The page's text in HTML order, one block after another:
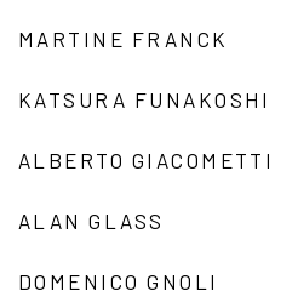
MARTINE FRANCK
KATSURA FUNAKOSHI
ALBERTO GIACOMETTI
ALAN GLASS
DOMENICO GNOLI